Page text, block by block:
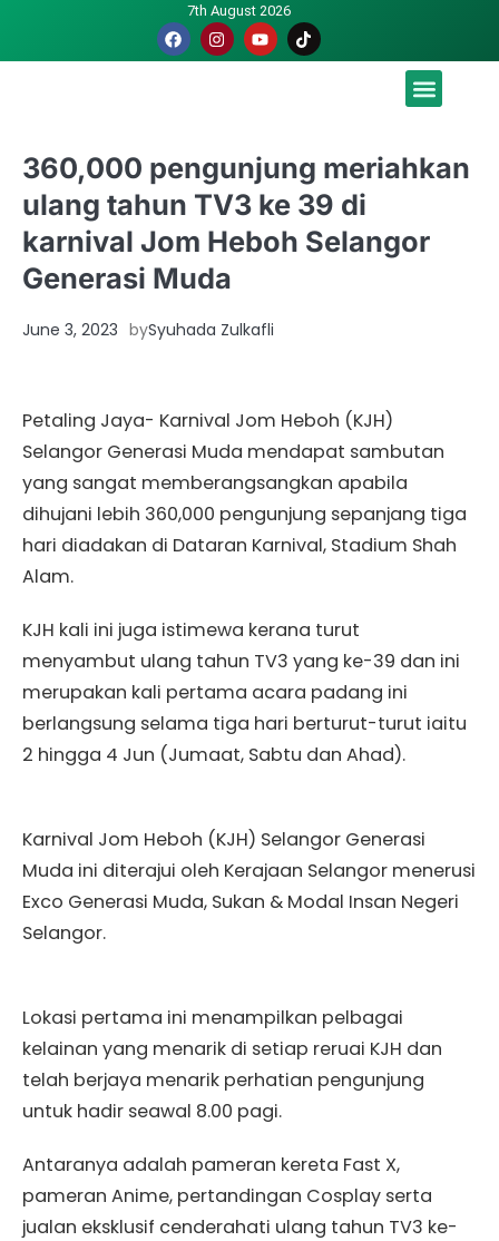
7th August 2026
360,000 pengunjung meriahkan
ulang tahun TV3 ke 39 di
karnival Jom Heboh Selangor
Generasi Muda
June 3, 2023 bySyuhada Zulkafli
Petaling Jaya- Karnival Jom Heboh (KJH)
Selangor Generasi Muda mendapat sambutan
yang sangat memberangsangkan apabila
dihujani lebih 360,000 pengunjung sepanjang tiga
hari diadakan di Dataran Karnival, Stadium Shah
Alam.
KJH kali ini juga istimewa kerana turut
menyambut ulang tahun TV3 yang ke-39 dan ini
merupakan kali pertama acara padang ini
berlangsung selama tiga hari berturut-turut iaitu
2 hingga 4 Jun (Jumaat, Sabtu dan Ahad).
Karnival Jom Heboh (KJH) Selangor Generasi
Muda ini diterajui oleh Kerajaan Selangor menerusi
Exco Generasi Muda, Sukan & Modal Insan Negeri
Selangor.
Lokasi pertama ini menampilkan pelbagai
kelainan yang menarik di setiap reruai KJH dan
telah berjaya menarik perhatian pengunjung
untuk hadir seawal 8.00 pagi.
Antaranya adalah pameran kereta Fast X,
pameran Anime, pertandingan Cosplay serta
jualan eksklusif cenderahati ulang tahun TV3 ke-